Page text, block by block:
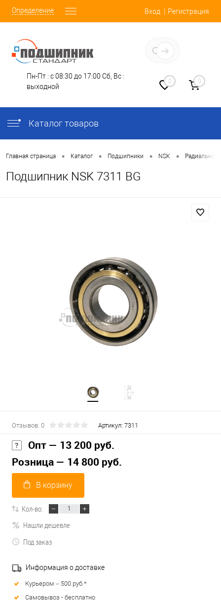
Определение Вход Регистрация
Пн-Пт : с 08:30 до 17:00 Сб, Вс :
выходной
0 0
Каталог товаров
Главная страница • Каталог • Подшипники • NSK • Радиально-
Подшипник NSK 7311 BG
Отзывов: 0 Артикул: 7311
Опт — 13 200 руб.
Розница — 14 800 руб.
В корзину
Кол-во:
Нашли дешевле
Под заказ
Информация о доставке
Курьером – 500 руб.*
Самовывоз - бесплатно